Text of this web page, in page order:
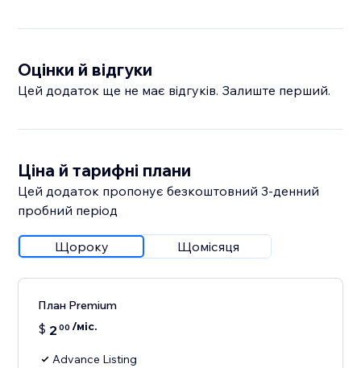
Оцінки й відгуки
Цей додаток ще не має відгуків. Залиште перший.
Ціна й тарифні плани
Цей додаток пропонує безкоштовний 3‑денний
пробний період
Щороку Щомісяця
План Premium
$ 2 00 /міс.
Advance Listing